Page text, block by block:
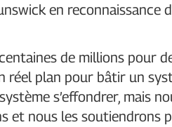
en reconnaissance
de millions pour
réel plan pour bâtir un
s’effondrer, mais
et nous les soutiendrons